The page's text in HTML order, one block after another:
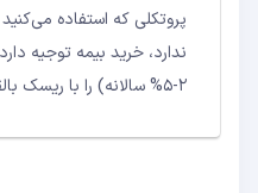
پروتکلی که استفاده
ندارد، خرید بیمه توجیه
۲-۵% سالانه) را با ریسک بالقوه مقایسه کنید.